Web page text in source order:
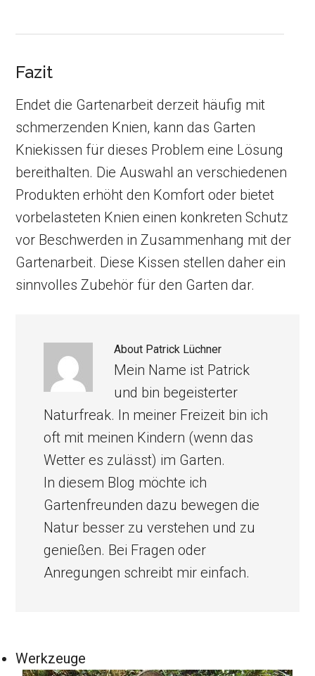
Fazit
Endet die Gartenarbeit derzeit häufig mit
schmerzenden Knien, kann das Garten
Kniekissen für dieses Problem eine Lösung
bereithalten. Die Auswahl an verschiedenen
Produkten erhöht den Komfort oder bietet
vorbelasteten Knien einen konkreten Schutz
vor Beschwerden in Zusammenhang mit der
Gartenarbeit. Diese Kissen stellen daher ein
sinnvolles Zubehör für den Garten dar.
About Patrick Lüchner
Mein Name ist Patrick
und bin begeisterter
Naturfreak. In meiner Freizeit bin ich
oft mit meinen Kindern (wenn das
Wetter es zulässt) im Garten.
In diesem Blog möchte ich
Gartenfreunden dazu bewegen die
Natur besser zu verstehen und zu
genießen. Bei Fragen oder
Anregungen schreibt mir einfach.
Werkzeuge